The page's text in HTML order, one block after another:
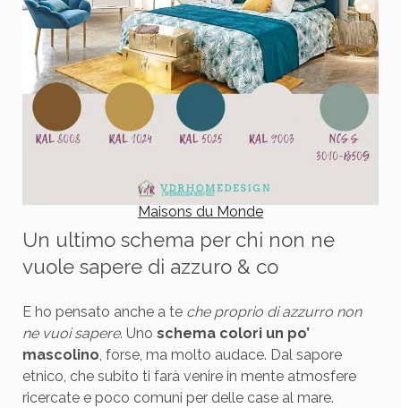
Maisons du Monde
Un ultimo schema per chi non ne
vuole sapere di azzuro & co
E ho pensato anche a teche proprio di azzurro non
ne vuoi sapere. Uno schema colori un po’
mascolino, forse, ma molto audace. Dal sapore
etnico, che subito ti farà venire in mente atmosfere
ricercate e poco comuni per delle case al mare.